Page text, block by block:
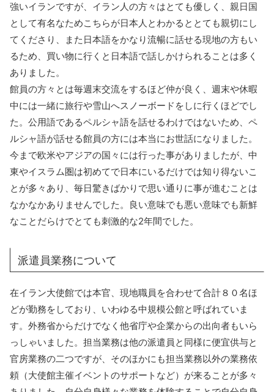
強いイランですが、イラン人の方々はとても優しく、親日国
として有名なためこちらが日本人とわかるととても親切にし
てくださり、また日本語をかなり流暢に話せる現地の方もい
るため、買い物に行くと日本語で話しかけられることは多く
ありました。
館員の方々とは毎週末交流をするほど仲が良く、週末や休暇
中には一緒に旅行や雪山へスノーボードをしに行くほどでし
た。公用語であるペルシャ語を話せるわけではないため、ペ
ルシャ語が話せる館員の方には本当にお世話になりました。
今まで欧米やアジアの国々には行った事がありましたが、中
東やイスラム圏は初めてで日本にいるだけでは知り得ないこ
とが多々あり、毎日驚きばかりで思い通りに事が進むことは
なかなかありませんでした。良い意味でも悪い意味でも新鮮
なことだらけでとても刺激的な2年間でした。
派遣員業務について
在イラン大使館では本官、現地職員を合わせて合計８０名ほ
どが勤務をしており、いわゆる中規模公館と呼ばれていま
す。外務省からだけでなく他省庁や企業からの出向者もいら
っしゃいました。担当業務は他の派遣員と同様に便宜供与と
官房業務の二つですが、そのほかにも担当業務以外の業務依
頼（大使館主催イベントのサポートなど）が来ることが多々